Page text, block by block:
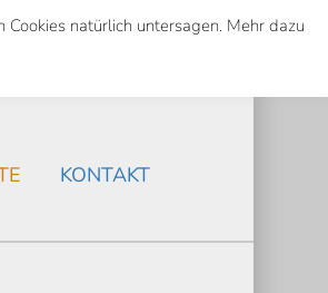
Suche
Search
KONTAKT
natürlich untersagen. Mehr dazu